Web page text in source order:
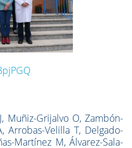
Muñiz-Grijalvo O, Zambón-
Arrobas-Velilla T, Delgado-
Martínez M, Álvarez-Sala-